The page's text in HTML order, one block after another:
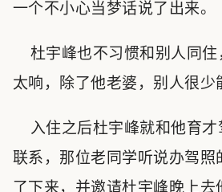
一个不小心当梦话说了出来。
杜宇峰也不习惯和别人同住
太响，除了他老婆，别人很少
入住之后杜宇峰就和他育才
联系，那位老同学听说办驾照
了下来，并邀请杜宇峰晚上去